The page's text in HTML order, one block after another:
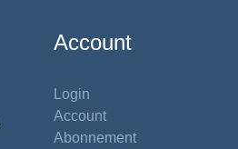
Account
Login
Account
Abonnement